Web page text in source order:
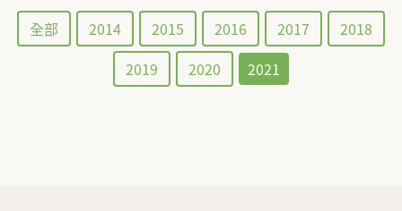
全部 2014 2015 2016 2017
2018
2019
2020 2021